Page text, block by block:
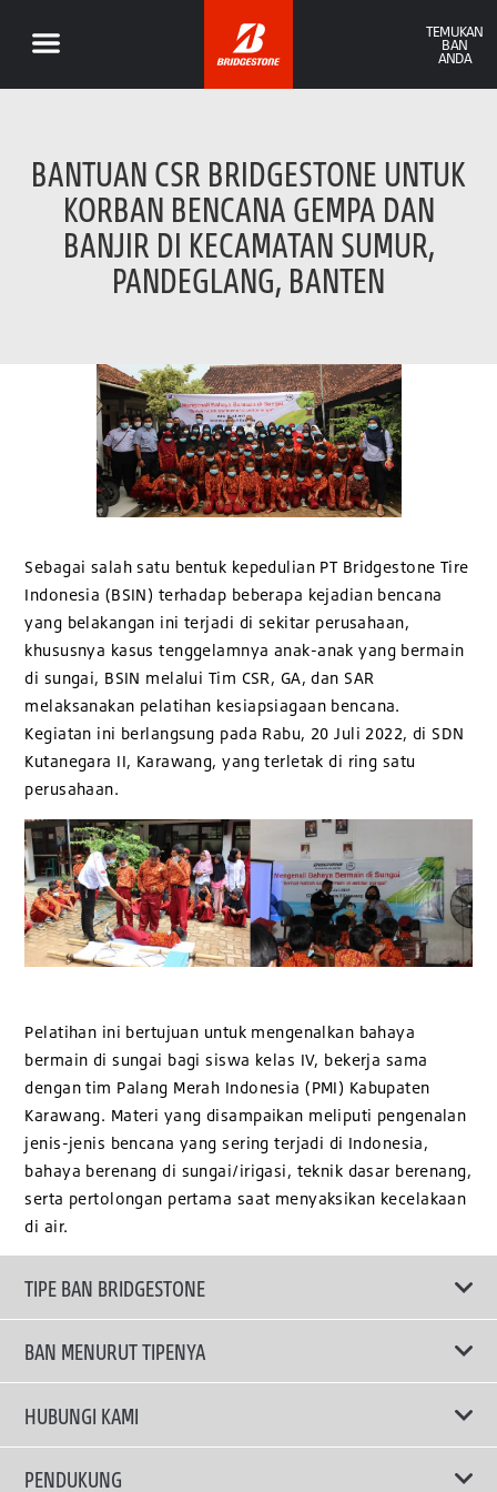
TEMUKAN
BAN
ANDA
BANTUAN CSR BRIDGESTONE UNTUK
KORBAN BENCANA GEMPA DAN
BANJIR DI KECAMATAN SUMUR,
PANDEGLANG, BANTEN
Sebagai salah satu bentuk kepedulian PT Bridgestone Tire
Indonesia (BSIN) terhadap beberapa kejadian bencana
yang belakangan ini terjadi di sekitar perusahaan,
khususnya kasus tenggelamnya anak-anak yang bermain
di sungai, BSIN melalui Tim CSR, GA, dan SAR
melaksanakan pelatihan kesiapsiagaan bencana.
Kegiatan ini berlangsung pada Rabu, 20 Juli 2022, di SDN
Kutanegara II, Karawang, yang terletak di ring satu
perusahaan.
Pelatihan ini bertujuan untuk mengenalkan bahaya
bermain di sungai bagi siswa kelas IV, bekerja sama
dengan tim Palang Merah Indonesia (PMI) Kabupaten
Karawang. Materi yang disampaikan meliputi pengenalan
jenis-jenis bencana yang sering terjadi di Indonesia,
bahaya berenang di sungai/irigasi, teknik dasar berenang,
serta pertolongan pertama saat menyaksikan kecelakaan
di air.
TIPE BAN BRIDGESTONE
BAN MENURUT TIPENYA
Ban ENLITEN
Ban Performa
HUBUNGI KAMI
Email Kami
PENDUKUNG